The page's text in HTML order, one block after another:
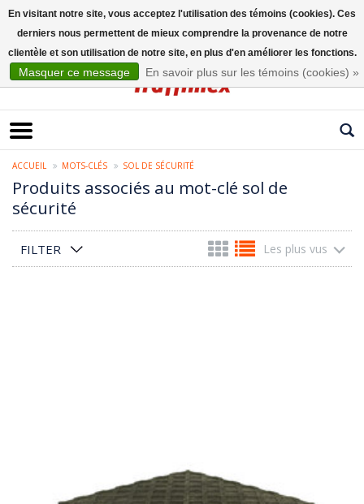
ACCUEIL MOTS-CLÉS SOL DE SÉCURITÉ
Produits associés au mot-clé sol de
sécurité
FILTER Les plus vus
En visitant notre site, vous acceptez l'utilisation des témoins (cookies). Ces
derniers nous permettent de mieux comprendre la provenance de notre
clientèle et son utilisation de notre site, en plus d'en améliorer les fonctions.
Masquer ce message En savoir plus sur les témoins (cookies) »